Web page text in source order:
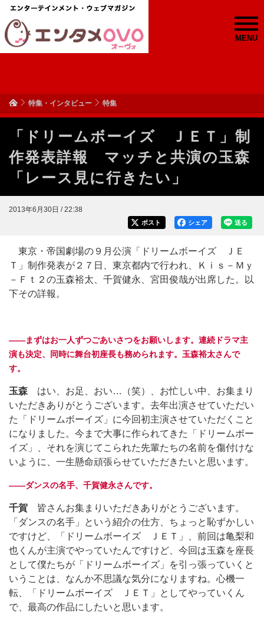
MENU
特集・インタビュー 特集
「ドリームボーイズ ＪＥＴ」制
作発表詳報 マッチと共演の玉森
「レース見に行きたい」
2013年6月30日 / 22:38
送る
シェア
ポスト
東京・帝国劇場の９月公演「ドリームボーイズ ＪＥ
Ｔ」制作発表が２７日、東京都内で行われ、Ｋｉｓ－Ｍｙ
－Ｆｔ２の玉森裕太、千賀健永、宮田俊哉が出席した。以
下その詳報。
――まずはお一人ずつごあいさつをお願いします。連続ドラマ主
演も決定、同時に舞台初座長も務められます。玉森裕太さんで
す。
玉森 はい、お足、おい…（笑）、お忙しい中、お集まり
いただきありがとうございます。去年出演させていただい
た「ドリームボーイズ」に今回初主演させていただくこと
になりました。今まで大事に作られてきた「ドリームボー
イズ」、それを演じてこられた先輩たちの名前を傷付けな
いように、一生懸命頑張らせていただきたいと思います。
――ダンスの名手、千賀健永さんです。
千賀 皆さんお集まりいただきありがとうございます。
「ダンスの名手」という紹介の仕方、ちょっと恥ずかしい
ですけど、「ドリームボーイズ ＪＥＴ」、前回は亀梨和
也くんが主演でやっていたんですけど、今回は玉森を座長
として僕たちが「ドリームボーイズ」を引っ張っていくと
いうことは、なんか不思議な気分になりますね。心機一
転、「ドリームボーイズ ＪＥＴ」としてやっていくん
で、最高の作品にしたいと思います。